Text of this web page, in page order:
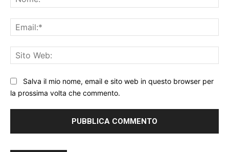
Salva il mio nome, email e sito web in questo browser per
la prossima volta che commento.